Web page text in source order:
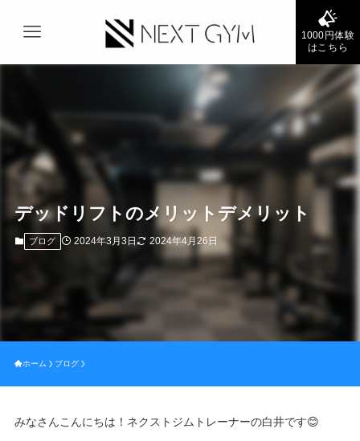
1000円体験
はこちら
デッドリフトのメリットデメリット
ブログ 2024年3月3日 2024年4月26日
ホーム ブログ
みなさんこんにちは！ネクストジムトレーナーの白井です😊